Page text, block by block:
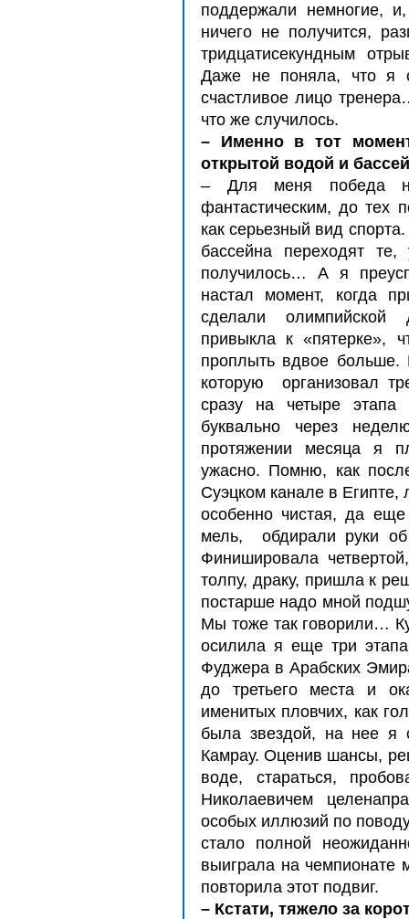
поддержали немногие,
ничего не получится,
тридцатисекундным
Даже не поняла, что я
счастливое лицо
что же случилось.
– Именно в тот
открытой водой и
– Для меня победа
фантастическим, до тех
как серьезный вид
бассейна переходят
получилось… А я
настал момент, когда
сделали олимпийской
привыкла к «пятерке»,
проплыть вдвое
которую организовал
сразу на четыре
буквально через
протяжении месяца я
ужасно. Помню, как
Суэцком канале в
особенно чистая, да
мель, обдирали руки
Финишировала
толпу, драку, пришла к
постарше надо мной
Мы тоже так говорили…
осилила я еще три
Фуджера в Арабских
до третьего места и
именитых пловчих, как
была звездой, на нее я
Камрау. Оценив шансы,
воде, стараться,
Николаевичем
особых иллюзий по
стало полной
выиграла на
повторила этот подвиг.
– Кстати, тяжело за